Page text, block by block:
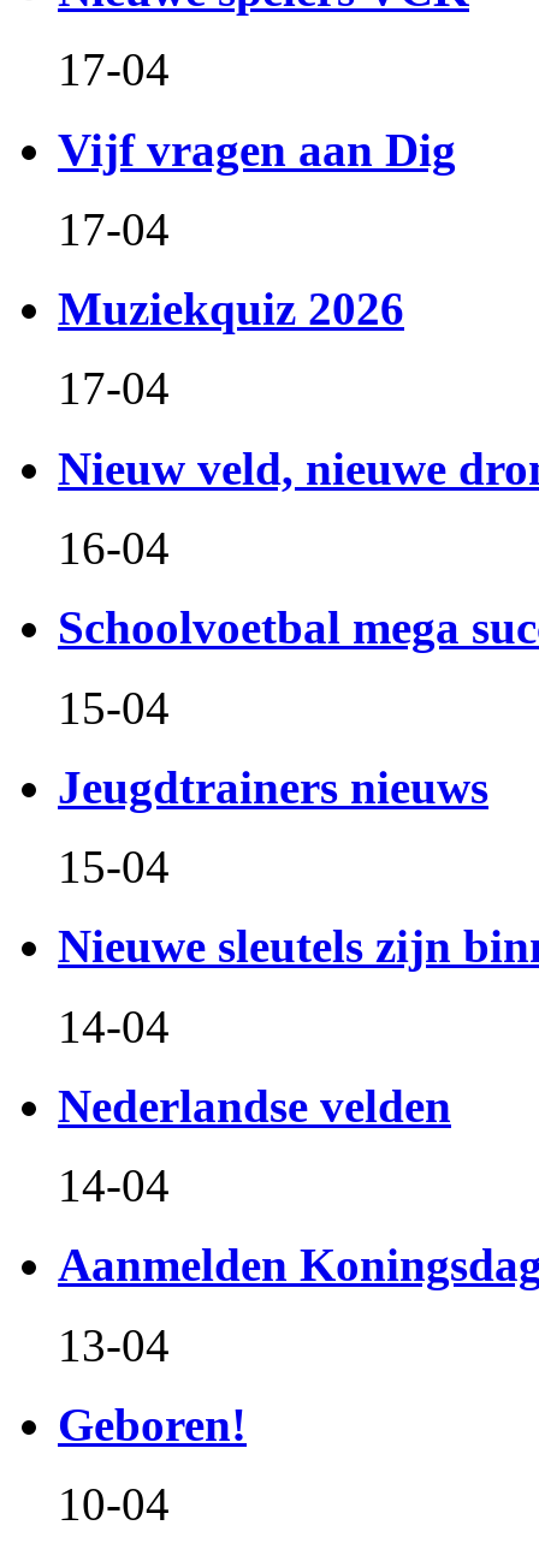
17-04
Vijf vragen aan Dig
17-04
Muziekquiz 2026
17-04
Nieuw veld, nieuwe
16-04
Schoolvoetbal mega
15-04
Jeugdtrainers nieuws
15-04
Nieuwe sleutels zijn
14-04
Nederlandse velden
14-04
Aanmelden
13-04
Geboren!
10-04